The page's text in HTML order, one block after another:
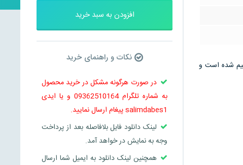
تحلیل نتیجه گیری و … می باشد و در 13 صفحه تنظیم شده است و
افزودن به سبد خرید
نکات و راهنمای خرید
در صورت هرگونه مشکل در خرید محصول
به شماره تلگرام 09362510164 و یا ایدی
salimdabes1 پیغام ارسال نمایید.
لینک دانلود فایل بلافاصله بعد از پرداخت
وجه به نمایش در خواهد آمد.
همچنین لینک دانلود به ایمیل شما ارسال